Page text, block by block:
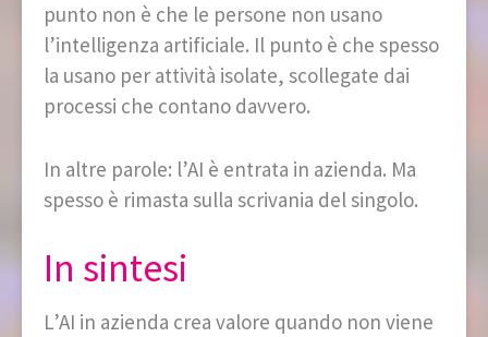
punto non è che le persone non usano
l’intelligenza artificiale. Il punto è che spesso
la usano per attività isolate, scollegate dai
processi che contano davvero.
In altre parole: l’AI è entrata in azienda. Ma
spesso è rimasta sulla scrivania del singolo.
In sintesi
L’AI in azienda crea valore quando non viene